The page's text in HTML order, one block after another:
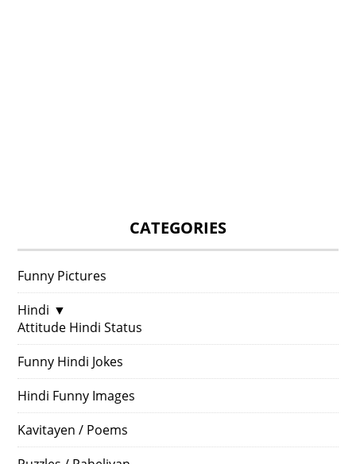
CATEGORIES
Funny Pictures
Hindi ▼
Attitude Hindi Status
Funny Hindi Jokes
Hindi Funny Images
Kavitayen / Poems